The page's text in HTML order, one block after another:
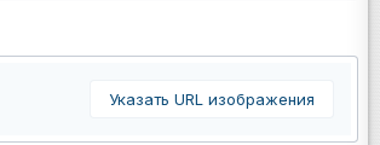
Указать URL изображения